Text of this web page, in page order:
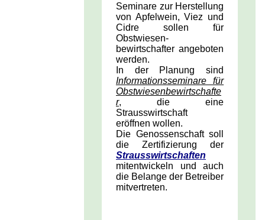
Seminare zur Herstellung
von Apfelwein, Viez und
Cidre sollen für
Obstwiesen­
bewirtschafter angeboten
werden.
In der Planung sind
Informationsseminare für
Obstwiesenbewirtschafte
r, die eine
Strausswirtschaft
eröffnen wollen.
Die Genossenschaft soll
die Zertifizierung der
Strausswirtschaften
mitentwickeln und auch
die Belange der Betreiber
mitvertreten.